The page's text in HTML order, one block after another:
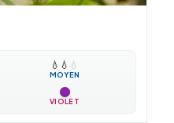
💧 💧 💧
MOYEN
VIOLET